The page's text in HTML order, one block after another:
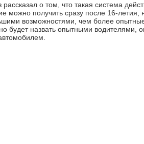
о том, что такая система
можно получить сразу после 16-
возможностями, чем более
будет назвать опытными водителями,